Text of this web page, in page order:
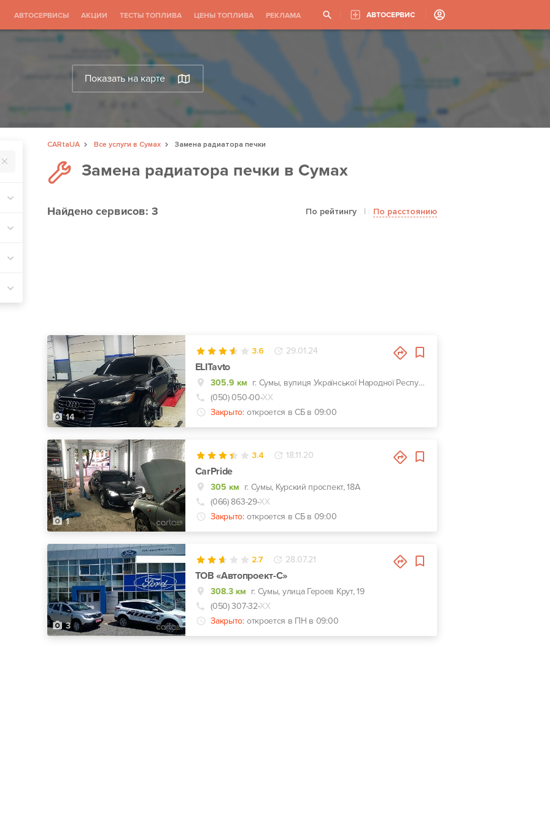
АВТОСЕРВИСЫ АКЦИИ ТЕСТЫ ТОПЛИВА ЦЕНЫ ТОПЛИВА РЕКЛАМА АВТОСЕРВИС
Показать на карте
CARtaUA Все услуги в Сумах
Замена радиатора печки
Замена радиатора печки в Сумах
Найденосервисов: 3 По рейтингу | По расстоянию
14
3.6 29.01.24
ELITavto
305.9 км
г. Сумы, вулиця Української Народної Республіки, 4
(050) 050-00-ХХ
Закрыто: откроется в СБ в 09:00
1
3.4 18.11.20
CarPride
305 км г. Сумы, Курский проспект, 18А
(066) 863-29-ХХ
Закрыто: откроется в СБ в 09:00
3
2.7 28.07.21
ТОВ «Автопроект-С»
308.3 км г. Сумы, улица Героев Крут, 19
(050) 307-32-ХХ
Закрыто: откроется в ПН в 09:00